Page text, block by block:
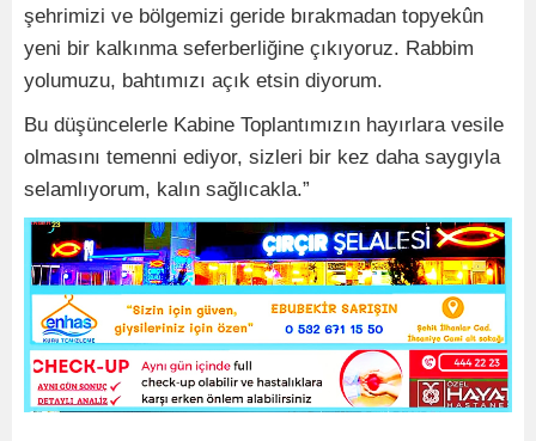
şehrimizi ve bölgemizi geride bırakmadan topyekûn
yeni bir kalkınma seferberliğine çıkıyoruz. Rabbim
yolumuzu, bahtımızı açık etsin diyorum.
Bu düşüncelerle Kabine Toplantımızın hayırlara vesile
olmasını temenni ediyor, sizleri bir kez daha saygıyla
selamlıyorum, kalın sağlıcakla.”